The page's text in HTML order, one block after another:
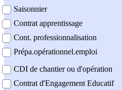
Saisonnier
Contrat apprentissage
Cont. professionnalisation
Prépa.opérationnel.emploi
CDI de chantier ou d'opération
Contrat d'Engagement Educatif